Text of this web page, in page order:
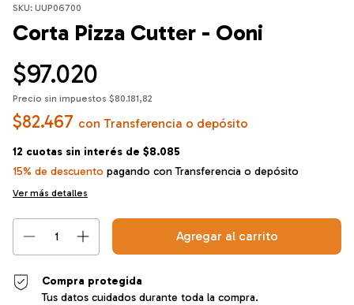
SKU: UUP06700
Corta Pizza Cutter - Ooni
$97.020
Precio sin impuestos $80.181,82
$82.467 con Transferencia o depósito
12 cuotas sin interés de $8.085
15% de descuento pagando con Transferencia o depósito
Ver más detalles
Compra protegida
Tus datos cuidados durante toda la compra.